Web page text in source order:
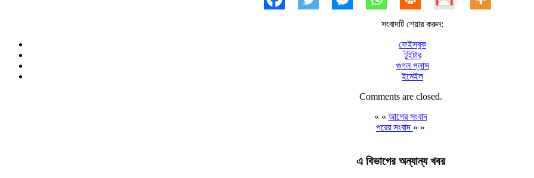
সংবাদটি শেয়ার করুন:
ফেইসবুক
টুইটার
গুগল প্লাস
ইমেইল
Comments are closed.
« « আগের সংবাদ
পরের সংবাদ » »
এ বিভাগের অন্যান্য খবর